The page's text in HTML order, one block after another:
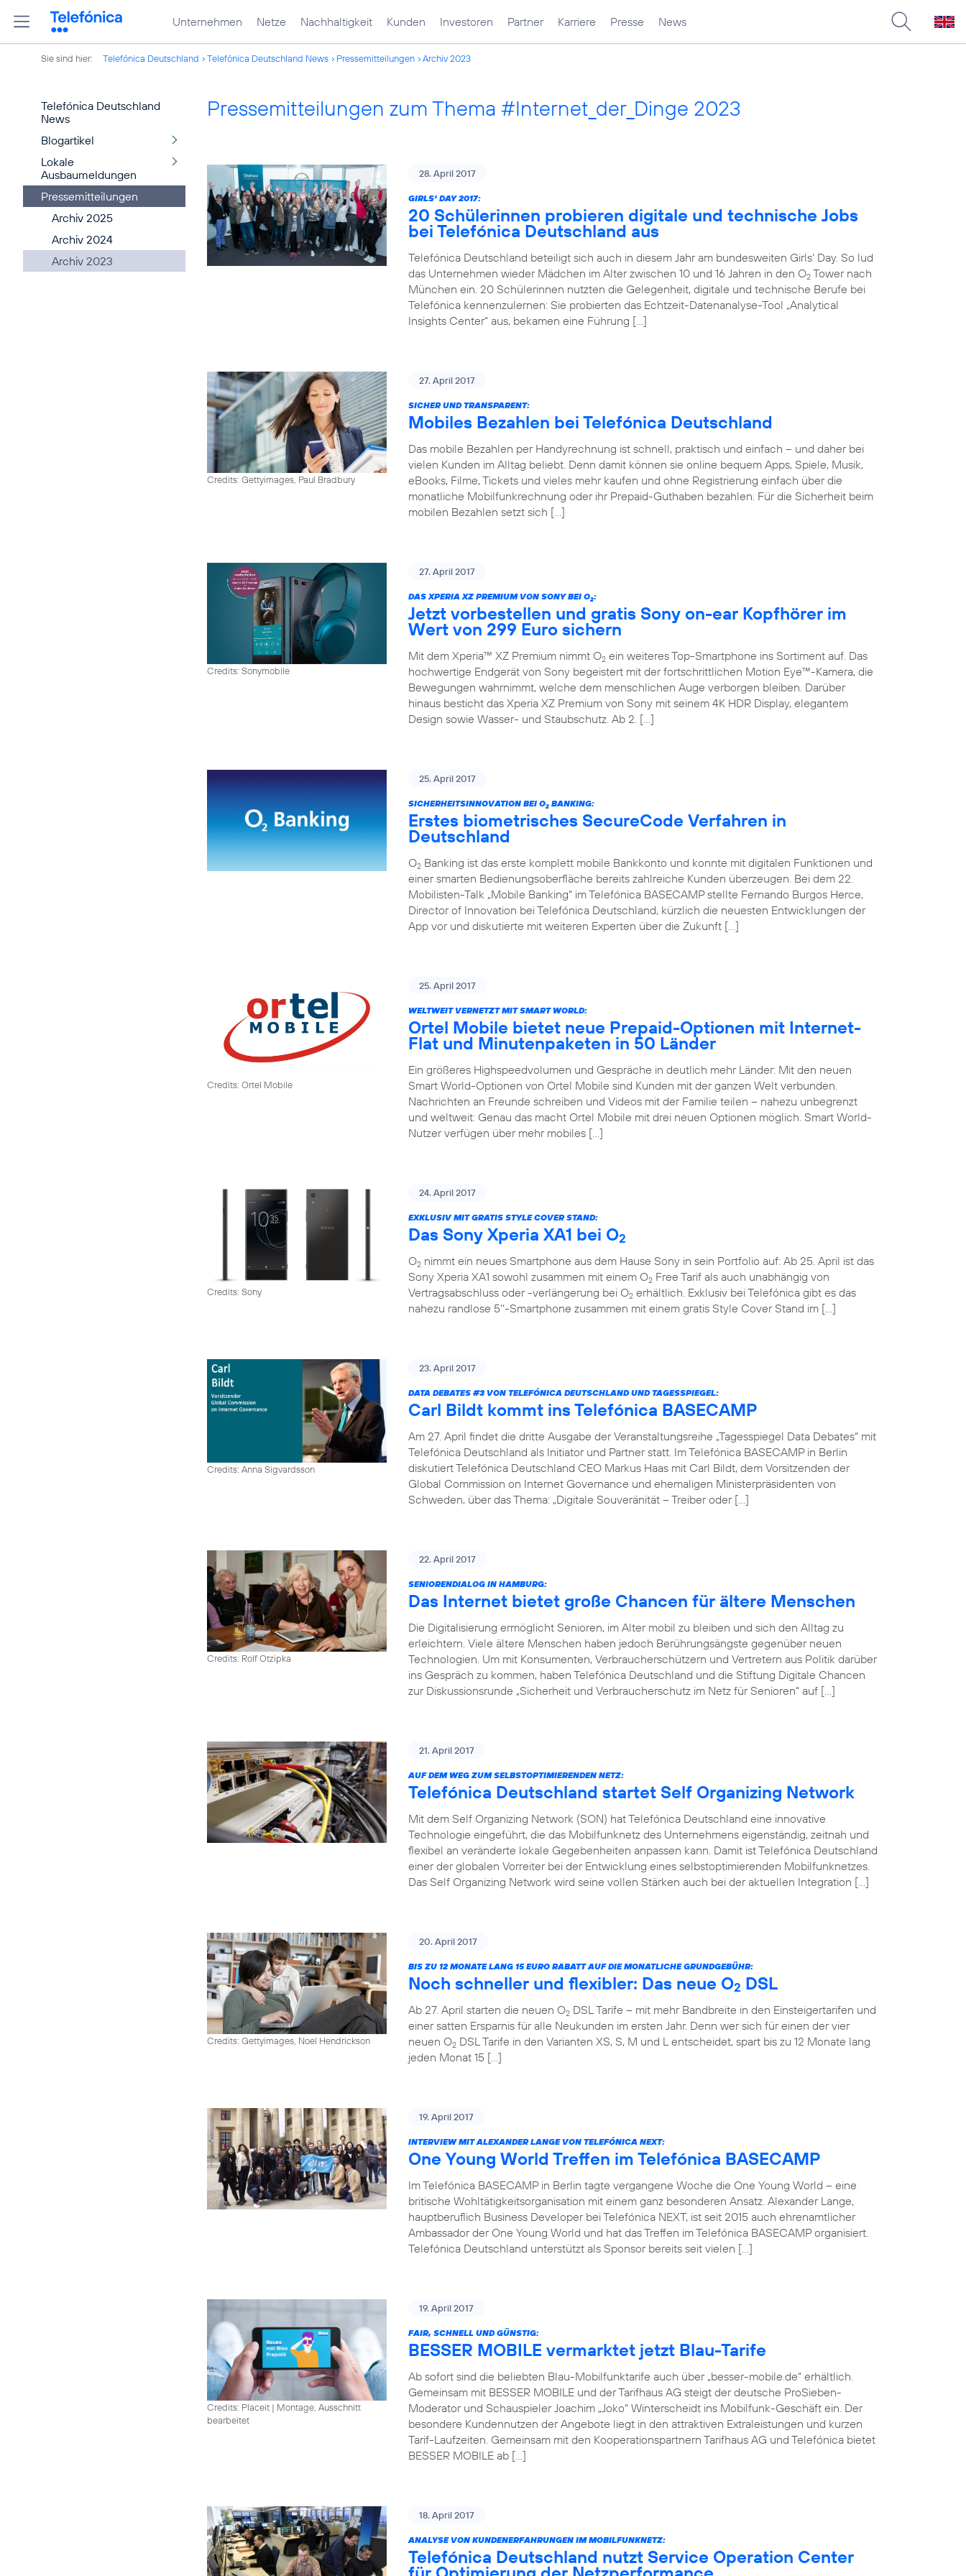
Unternehmen Netze Nachhaltigkeit Kunden Investoren Partner Karriere Presse News
Sie sind hier: Telefónica Deutschland Telefónica Deutschland News Pressemitteilungen Archiv 2023
Telefónica Deutschland
News
Blogartikel
Lokale
Ausbaumeldungen
Pressemitteilungen
Archiv 2025
Archiv 2024
Archiv 2023
Pressemitteilungen zum Thema #Internet_der_Dinge 2023
28. April 2017
GIRLS‘ DAY 2017:
20 Schülerinnen probieren digitale und technische Jobs
bei Telefónica Deutschland aus
Telefónica Deutschland beteiligt sich auch in diesem Jahr am bundesweiten Girls‘ Day. So lud
das Unternehmen wieder Mädchen im Alter zwischen 10 und 16 Jahren in den O2 Tower nach
München ein. 20 Schülerinnen nutzten die Gelegenheit, digitale und technische Berufe bei
Telefónica kennenzulernen: Sie probierten das Echtzeit-Datenanalyse-Tool „Analytical
Insights Center“ aus, bekamen eine Führung […]
Credits: Gettyimages, Paul Bradbury
27. April 2017
SICHER UND TRANSPARENT:
Mobiles Bezahlen bei Telefónica Deutschland
Das mobile Bezahlen per Handyrechnung ist schnell, praktisch und einfach – und daher bei
vielen Kunden im Alltag beliebt. Denn damit können sie online bequem Apps, Spiele, Musik,
eBooks, Filme, Tickets und vieles mehr kaufen und ohne Registrierung einfach über die
monatliche Mobilfunkrechnung oder ihr Prepaid-Guthaben bezahlen. Für die Sicherheit beim
mobilen Bezahlen setzt sich […]
Credits: Sonymobile
27. April 2017
DAS XPERIA XZ PREMIUM VON SONY BEI O2:
Jetzt vorbestellen und gratis Sony on-ear Kopfhörer im
Wert von 299 Euro sichern
Mit dem Xperia™ XZ Premium nimmt O2 ein weiteres Top-Smartphone ins Sortiment auf. Das
hochwertige Endgerät von Sony begeistert mit der fortschrittlichen Motion Eye™-Kamera, die
Bewegungen wahrnimmt, welche dem menschlichen Auge verborgen bleiben. Darüber
hinaus besticht das Xperia XZ Premium von Sony mit seinem 4K HDR Display, elegantem
Design sowie Wasser- und Staubschutz. Ab 2. […]
25. April 2017
SICHERHEITSINNOVATION BEI O2 BANKING:
Erstes biometrisches SecureCode Verfahren in
Deutschland
O2 Banking ist das erste komplett mobile Bankkonto und konnte mit digitalen Funktionen und
einer smarten Bedienungsoberfläche bereits zahlreiche Kunden überzeugen. Bei dem 22.
Mobilisten-Talk „Mobile Banking“ im Telefónica BASECAMP stellte Fernando Burgos Herce,
Director of Innovation bei Telefónica Deutschland, kürzlich die neuesten Entwicklungen der
App vor und diskutierte mit weiteren Experten über die Zukunft […]
Credits: Ortel Mobile
25. April 2017
WELTWEIT VERNETZT MIT SMART WORLD:
Ortel Mobile bietet neue Prepaid-Optionen mit Internet-
Flat und Minutenpaketen in 50 Länder
Ein größeres Highspeedvolumen und Gespräche in deutlich mehr Länder: Mit den neuen
Smart World-Optionen von Ortel Mobile sind Kunden mit der ganzen Welt verbunden.
Nachrichten an Freunde schreiben und Videos mit der Familie teilen – nahezu unbegrenzt
und weltweit: Genau das macht Ortel Mobile mit drei neuen Optionen möglich. Smart World-
Nutzer verfügen über mehr mobiles […]
Credits: Sony
24. April 2017
EXKLUSIV MIT GRATIS STYLE COVER STAND:
Das Sony Xperia XA1 bei O2
O2 nimmt ein neues Smartphone aus dem Hause Sony in sein Portfolio auf: Ab 25. April ist das
Sony Xperia XA1 sowohl zusammen mit einem O2 Free Tarif als auch unabhängig von
Vertragsabschluss oder -verlängerung bei O2 erhältlich. Exklusiv bei Telefónica gibt es das
nahezu randlose 5‘‘-Smartphone zusammen mit einem gratis Style Cover Stand im […]
Credits: Anna Sigvardsson
23. April 2017
DATA DEBATES #3VON TELEFÓNICA DEUTSCHLAND UND TAGESSPIEGEL:
Carl Bildt kommt ins Telefónica BASECAMP
Am 27. April findet die dritte Ausgabe der Veranstaltungsreihe „Tagesspiegel Data Debates“ mit
Telefónica Deutschland als Initiator und Partner statt. Im Telefónica BASECAMP in Berlin
diskutiert Telefónica Deutschland CEO Markus Haas mit Carl Bildt, dem Vorsitzenden der
Global Commission on Internet Governance und ehemaligen Ministerpräsidenten von
Schweden, über das Thema: „Digitale Souveränität – Treiber oder […]
Credits: Rolf Otzipka
22. April 2017
SENIORENDIALOG IN HAMBURG:
Das Internet bietet große Chancen für ältere Menschen
Die Digitalisierung ermöglicht Senioren, im Alter mobil zu bleiben und sich den Alltag zu
erleichtern. Viele ältere Menschen haben jedoch Berührungsängste gegenüber neuen
Technologien. Um mit Konsumenten, Verbraucherschützern und Vertretern aus Politik darüber
ins Gespräch zu kommen, haben Telefónica Deutschland und die Stiftung Digitale Chancen
zur Diskussionsrunde „Sicherheit und Verbraucherschutz im Netz für Senioren“ auf […]
21. April 2017
AUF DEM WEG ZUM SELBSTOPTIMIERENDEN NETZ:
Telefónica Deutschland startet Self Organizing Network
Mit dem Self Organizing Network (SON) hat Telefónica Deutschland eine innovative
Technologie eingeführt, die das Mobilfunknetz des Unternehmens eigenständig, zeitnah und
flexibel an veränderte lokale Gegebenheiten anpassen kann. Damit ist Telefónica Deutschland
einer der globalen Vorreiter bei der Entwicklung eines selbstoptimierenden Mobilfunknetzes.
Das Self Organizing Network wird seine vollen Stärken auch bei der aktuellen Integration […]
Credits: Gettyimages, Noel Hendrickson
20. April 2017
BIS ZU 12 MONATE LANG 15 EURO RABATT AUF DIE MONATLICHE GRUNDGEBÜHR:
Noch schneller und flexibler: Das neue O2 DSL
Ab 27. April starten die neuen O2 DSL Tarife – mit mehr Bandbreite in den Einsteigertarifen und
einer satten Ersparnis für alle Neukunden im ersten Jahr. Denn wer sich für einen der vier
neuen O2 DSL Tarife in den Varianten XS, S, M und L entscheidet, spart bis zu 12 Monate lang
jeden Monat 15 […]
19. April 2017
INTERVIEW MIT ALEXANDER LANGE VON TELEFÓNICA NEXT:
One Young World Treffen im Telefónica BASECAMP
Im Telefónica BASECAMP in Berlin tagte vergangene Woche die One Young World – eine
britische Wohltätigkeitsorganisation mit einem ganz besonderen Ansatz. Alexander Lange,
hauptberuflich Business Developer bei Telefónica NEXT, ist seit 2015 auch ehrenamtlicher
Ambassador der One Young World und hat das Treffen im Telefónica BASECAMP organisiert.
Telefónica Deutschland unterstützt als Sponsor bereits seit vielen […]
Credits: Placeit | Montage, Ausschnitt
bearbeitet
19. April 2017
FAIR, SCHNELL UND GÜNSTIG:
BESSER MOBILE vermarktet jetzt Blau-Tarife
Ab sofort sind die beliebten Blau-Mobilfunktarife auch über „besser-mobile.de“ erhältlich.
Gemeinsam mit BESSER MOBILE und der Tarifhaus AG steigt der deutsche ProSieben-
Moderator und Schauspieler Joachim „Joko“ Winterscheidt ins Mobilfunk-Geschäft ein. Der
besondere Kundennutzen der Angebote liegt in den attraktiven Extraleistungen und kurzen
Tarif-Laufzeiten. Gemeinsam mit den Kooperationspartnern Tarifhaus AG und Telefónica bietet
BESSER MOBILE ab […]
18. April 2017
ANALYSE VON KUNDENERFAHRUNGEN IM MOBILFUNKNETZ:
Telefónica Deutschland nutzt Service Operation Center